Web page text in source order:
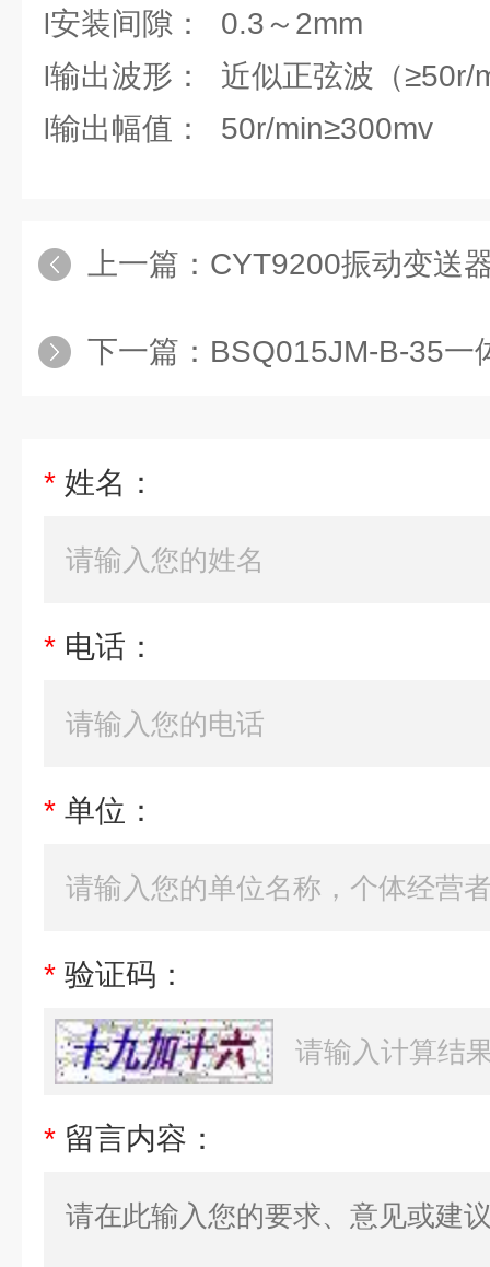
l安装间隙： 0.3～2mm
l输出波形： 近似正弦波（≥50r/
l输出幅值： 50r/min≥300mv
上一篇： CYT9200振动变送
下一篇： BSQ015JM-B-35一
* 姓名：
* 电话：
* 单位：
* 验证码：
* 留言内容：